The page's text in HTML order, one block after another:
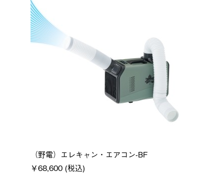
（野電）エレキャン・エアコン-BF
￥68,600 (税込)